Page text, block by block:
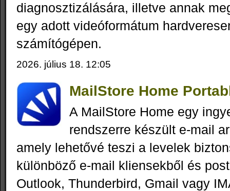
diagnosztizálására, illetve annak
egy adott videóformátum
számítógépen.
2026. július 18. 12:05
MailStore Home
A MailStore Home egy
rendszerre készült e-mail
amely lehetővé teszi a levelek
különböző e-mail kliensekből és
Outlook, Thunderbird, Gmail vagy